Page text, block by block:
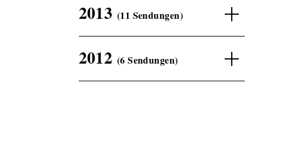
2013 (11 Sendungen)
2012 (6 Sendungen)